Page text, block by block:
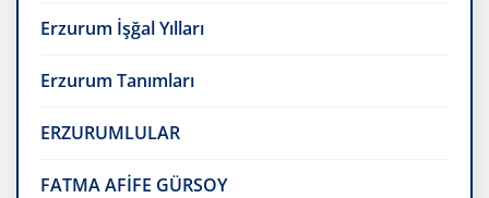
Erzurum İşğal Yılları
Erzurum Tanımları
ERZURUMLULAR
FATMA AFİFE GÜRSOY